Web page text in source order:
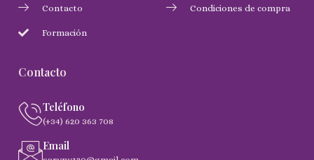
Contacto
Formación
Condiciones de compra
Contacto
Teléfono
(+34) 620 363 708
Email